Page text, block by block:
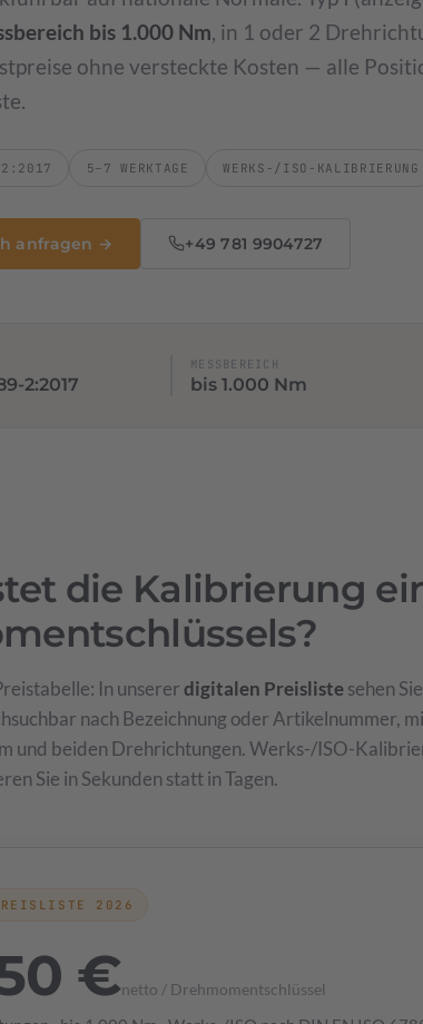
& Preise bis 1.000 Nm, in 1 oder 2
ohne versteckte Kosten — alle
5–7 WERKTAGE WERKS-/ISO-KALIBRIERUNG
anfragen → +49 781 9904727
2:2017
MESSBEREICH
bis 1.000 Nm
die Kalibrierung
In unsererdigitalen Preislistesehen
nach Bezeichnung oder Artikelnummer,
und beiden Drehrichtungen. Werks-/ISO-
Sie in Sekunden statt in Tagen.
2026
€netto / Drehmomentschlüssel